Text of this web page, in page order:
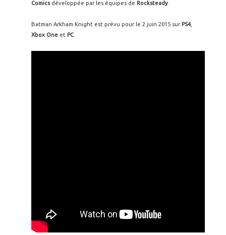
Comics développée par les équipes de Rocksteady
Batman Arkham Knight est prévu pour le 2 juin 2015 sur PS4,
Xbox One et PC